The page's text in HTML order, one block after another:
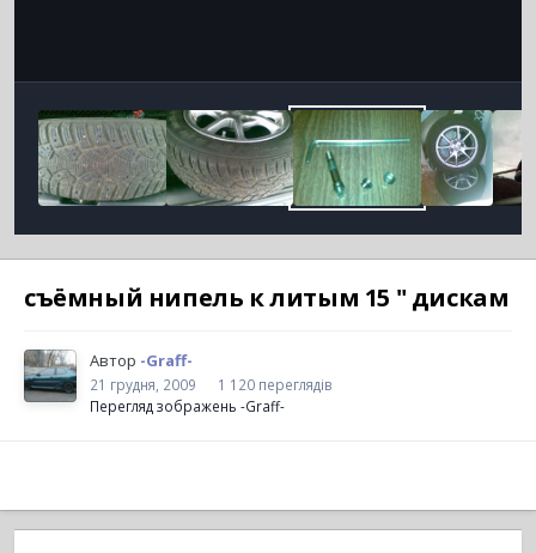
съёмный нипель к литым 15 " дискам
Автор -Graff-
21 грудня, 2009
1 120 переглядів
Перегляд зображень -Graff-